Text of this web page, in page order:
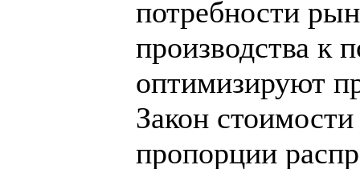
потребности
производства к
оптимизируют
Закон
пропорции